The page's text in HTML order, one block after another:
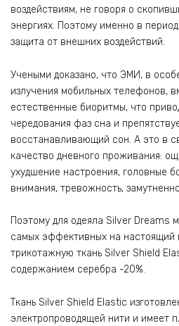
воздействиям, не говоря о
энергиях. Поэтому именно в
защита от внешних воздействий.
Учеными доказано, что ЭМИ, в
излучения мобильных телефонов,
естественные биоритмы, что
чередования фаз сна и
восстанавливающий сон. А это в
качество дневного проживания:
ухудшение настроения, головные
внимания, тревожность,
Поэтому для одеяла Silver Dreams
самых эффективных на
трикотажную ткань Silver Shield
содержанием серебра -20%.
Ткань Silver Shield Elastic
электропроводящей нити и имеет